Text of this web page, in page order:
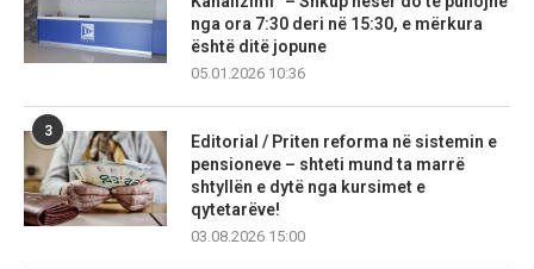
nga ora 7:30 deri në 15:30, e mërkura
është ditë jopune
05.01.2026 10:36
3
Editorial / Priten reforma në sistemin e
pensioneve – shteti mund ta marrë
shtyllën e dytë nga kursimet e
qytetarëve!
03.08.2026 15:00